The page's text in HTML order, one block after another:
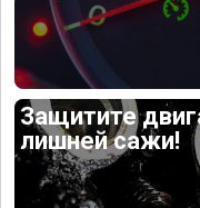
Защитите
лишней сажи!